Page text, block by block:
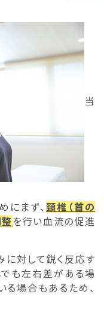
当
にまず、頸椎（首の
を行い血流の促進
に対して鋭く反応す
でも左右差がある場
場合もあるため、